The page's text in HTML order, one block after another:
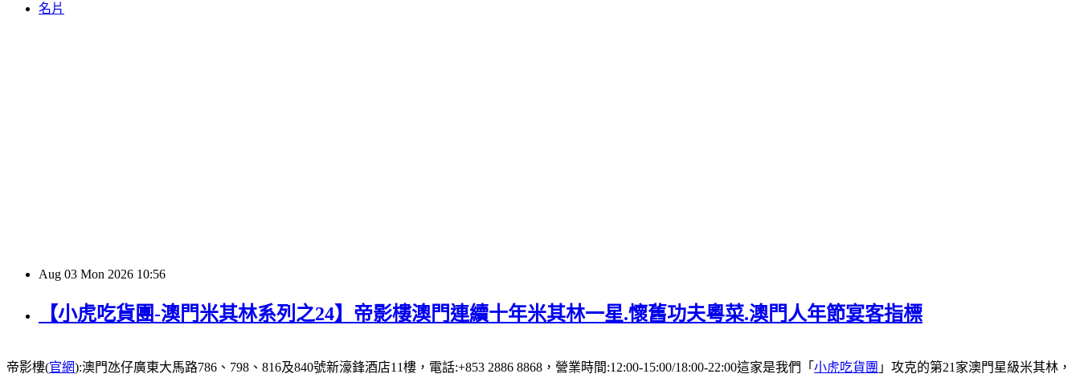
名片
Aug 03 Mon 2026 10:56
【小虎吃貨團-澳門米其林系列之24】帝影樓澳門連續十年米其林一星.懷舊功夫粵菜.澳門人年節宴客指標
帝影樓(官網):澳門氹仔廣東大馬路786、798、816及840號新濠鋒酒店11樓，電話:+853 2886 8868，營業時間:12:00-15:00/18:00-22:00這家是我們「 小虎吃貨團 」攻克的第21家澳門星級米其林，